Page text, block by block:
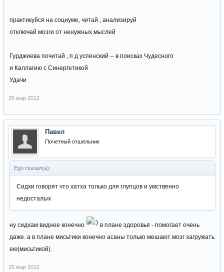
практикуйся на социуме, читай , анализируй
отключай мозги от ненужных мыслей
Гурджиева почитай , п д успенский -- в поисках Чудесного
и Каллагию с Синергетикой
Удачи
25 мар 2012
Павел
Почетный отшельник
Ego сказал(а):
Сидхи говорят что хатха только для глупцов и умственно
недосталых
ну сидхам виднее конечно
в плане здоровья - помогает очень
даже. а в плане мисьтики конечно асаны только мешают мозг загружать
ею(мисьтикой).
25 мар 2012